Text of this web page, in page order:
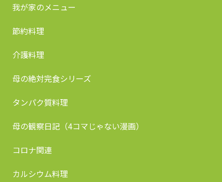
我が家のメニュー
節約料理
介護料理
母の絶対完食シリーズ
タンパク質料理
母の観察日記（4コマじゃない漫画）
コロナ関連
カルシウム料理